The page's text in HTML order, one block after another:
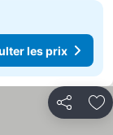
les prix
Partager